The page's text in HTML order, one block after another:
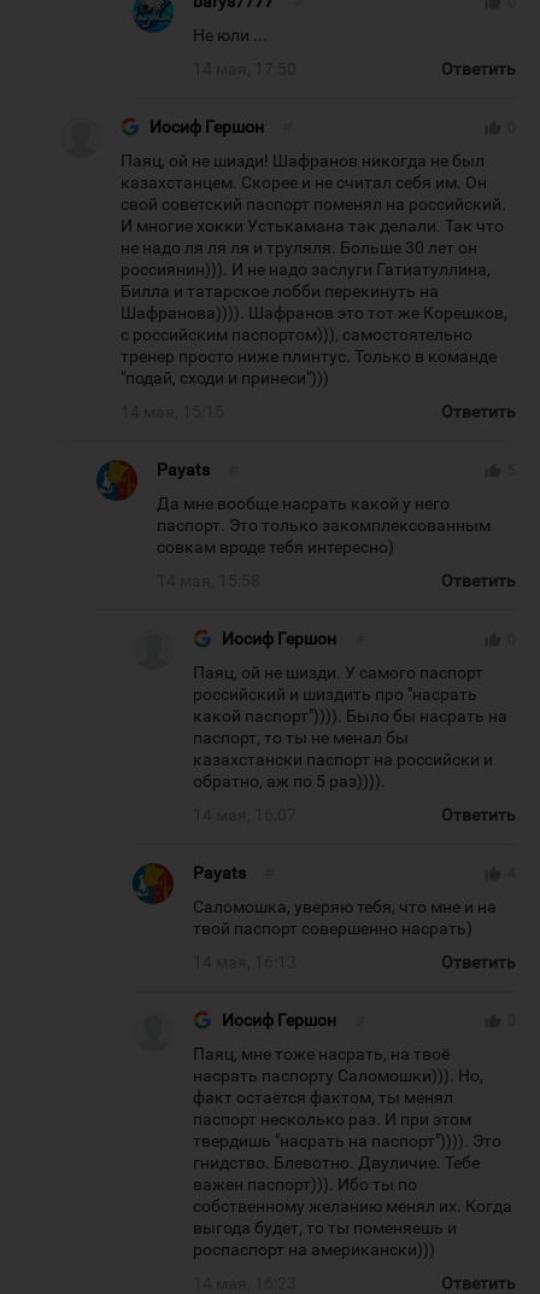
Не юли ...
Ответить
Иосиф Гершон
Паяц, ой не шизди! Шафранов никогда не был
казахстанцем. Скорее и не считал себя им. Он
свой советский паспорт поменял на российский.
И многие хокки Устькамана так делали. Так что
не надо ля ля ля и труляля. Больше 30 лет он
россиянин))). И не надо заслуги Гатиатуллина,
Билла и татарское лобби перекинуть на
Шафранова)))). Шафранов это тот же Корешков,
с российским паспортом))), самостоятельно
тренер просто ниже плинтус. Только в команде
"подай, сходи и принеси")))
Ответить
Payats
Да мне вообще насрать какой у него
паспорт. Это только закомплексованным
совкам вроде тебя интересно)
Ответить
Иосиф Гершон
Паяц, ой не шизди. У самого паспорт
российский и шиздить про "насрать
какой паспорт")))). Было бы насрать на
паспорт, то ты не менал бы
казахстански паспорт на российски и
обратно, аж по 5 раз)))).
Ответить
Payats
Саломошка, уверяю тебя, что мне и на
твой паспорт совершенно насрать)
Ответить
Иосиф Гершон
Паяц, мне тоже насрать, на твоё
насрать паспорту Саломошки))). Но,
факт остаётся фактом, ты менял
паспорт несколько раз. И при этом
твердишь "насрать на паспорт")))). Это
гнидство. Блевотно. Двуличие. Тебе
важен паспорт))). Ибо ты по
собственному желанию менял их. Когда
выгода будет, то ты поменяешь и
роспаспорт на американски)))
Ответить